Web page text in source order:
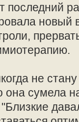
последний
новый
не
сумела
"Близкие